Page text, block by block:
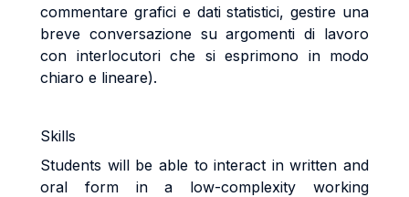
commentare grafici e dati statistici, gestire una
breve conversazione su argomenti di lavoro
con interlocutori che si esprimono in modo
chiaro e lineare).
Skills
Students will be able to interact in written and
oral form in a low-complexity working